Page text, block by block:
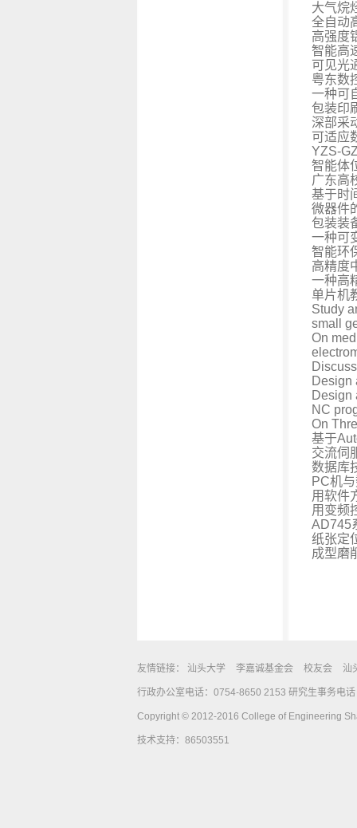
大气烷
全自动
高强度
智能高
可见光
粤东数
一种可
包装印
深部采
可适应
YZS-
智能体
广东高
基于时
微器件
包装装
一种可
智能环
高精度
一种高
单片机
Study
small
On
Design
Design
NC
On
基于
交流伺
数据库
PC机
用软件
用变频
AD745
纸张定
成型磨
友情链接： 汕头大学 李嘉诚基金会 校友会 汕
行政办公室电话：0754-8650 2153 研究生事务电
Copyright © 2012-2016 College of Engineering
技术支持：86503551